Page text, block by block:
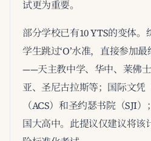
试更为重要。
部分学校已有10 YTS的变体
学生跳过‘O’水准，直接参加最
——天主教中学、华中、莱佛
亚、圣尼古拉斯等；国际文
（ACS）和圣约瑟书院（SJI
国大高中。此提议仅建议将该